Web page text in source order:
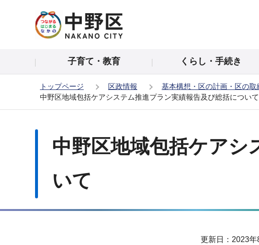
の
子育て・教育 くらし・手続き
トップページ 区政情報 基本構想・区の計画・区の取
中野区地域包括ケアシステム推進プラン実績報告及び総括について
中野区地域包括ケアシ
いて
更新日：2023年